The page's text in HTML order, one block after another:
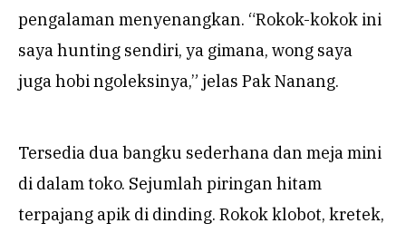
pengalaman menyenangkan. “Rokok-kokok ini
saya hunting sendiri, ya gimana, wong saya
juga hobi ngoleksinya,” jelas Pak Nanang.
Tersedia dua bangku sederhana dan meja mini
di dalam toko. Sejumlah piringan hitam
terpajang apik di dinding. Rokok klobot, kretek,